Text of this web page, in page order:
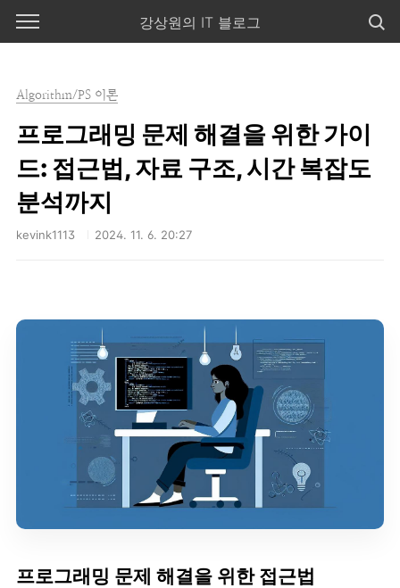
강상원의 IT 블로그
Algorithm/PS 이론
프로그래밍 문제 해결을 위한 가이
드: 접근법, 자료 구조, 시간 복잡도
분석까지
kevink1113 2024. 11. 6. 20:27
프로그래밍 문제 해결을 위한 접근법